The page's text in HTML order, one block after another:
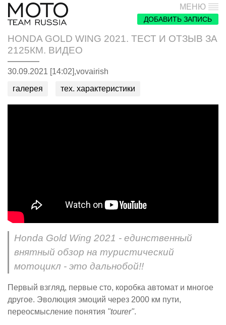
МЕНЮ
ДОБАВИТЬ ЗАПИСЬ
HONDA GOLD WING 2021. ТЕСТ И ОТЗЫВ ЗА
2125КМ. ВИДЕО
30.09.2021 [14:02],vovairish
галерея
тех. характеристики
Honda Gold Wing 2021 - единственный
внятный обзор на туристический
мотоцикл - это дальнобой!!
Первый взгляд, первые сто, коробка автомат и многое
другое. Эволюция эмоций через 2000 км пути,
переосмысление понятия "tourer".